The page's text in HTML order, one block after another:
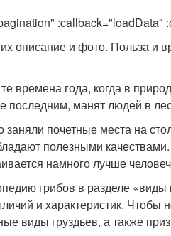
:callback="loadData"
описание и фото. Польза и
времена года, когда в
последним, манят людей в
заняли почетные места на
полезными
намного лучше
грибов в разделе «виды
и характеристик.
виды груздьев, а также